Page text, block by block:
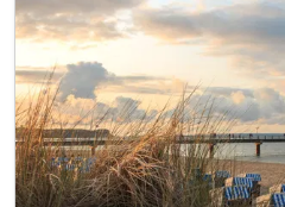
inkl. W-LAN im gesamten Haus